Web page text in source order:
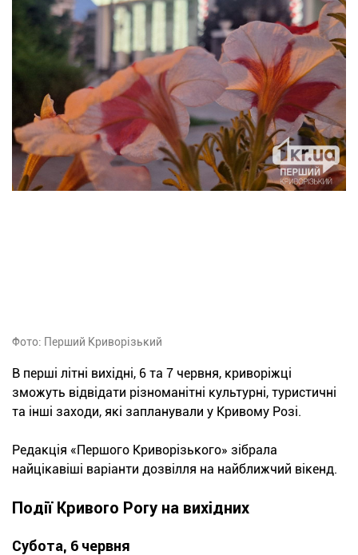
Фото: Перший Криворізький
В перші літні вихідні, 6 та 7 червня, криворіжці
зможуть відвідати різноманітні культурні, туристичні
та інші заходи, які запланували у Кривому Розі.
Редакція «Першого Криворізького» зібрала
найцікавіші варіанти дозвілля на найближчий вікенд.
Події Кривого Рогу на вихідних
Субота, 6 червня